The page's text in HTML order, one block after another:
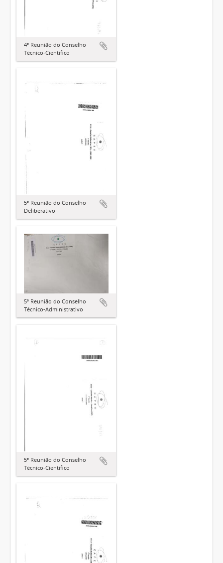
4ª Reunião do Conselho
Técnico-Científico
5ª Reunião do Conselho
Deliberativo
5ª Reunião do Conselho
Técnico-Administrativo
5ª Reunião do Conselho
Técnico-Científico